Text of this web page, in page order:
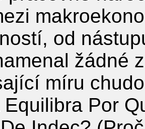
od
žádné
míru
Por